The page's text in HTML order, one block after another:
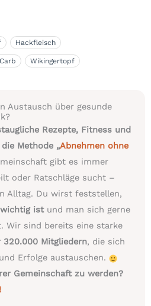
Hackfleisch
Wikingertopf
Austausch über gesunde
Rezepte, Fitness und
Methode „Abnehmen ohne
gibt es immer
oder Ratschläge sucht –
Alltag. Du wirst feststellen,
istund man sich gerne
Wir sind bereits eine starke
320.000 Mitgliedern, die sich
Erfolge austauschen.
Gemeinschaft zu werden?